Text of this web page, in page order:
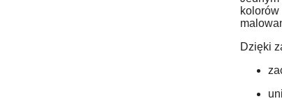
Dzięki